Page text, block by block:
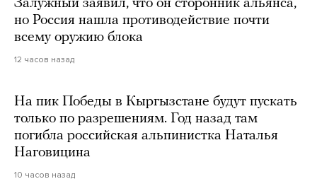
Залужный заявил, что он сторонник альянса,
но Россия нашла противодействие почти
всему оружию блока
12 часов назад
На пик Победы в Кыргызстане будут пускать
только по разрешениям. Год назад там
погибла российская альпинистка Наталья
Наговицина
10 часов назад